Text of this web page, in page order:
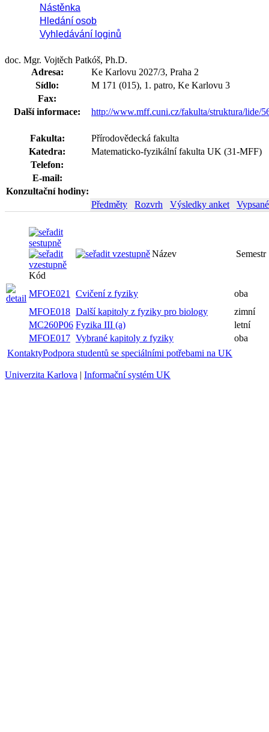
Nástěnka
Hledání osob
Vyhledávání loginů
doc. Mgr. Vojtěch Patkóš, Ph.D.
Adresa:
Ke Karlovu 2027/3, Praha 2
Sídlo:
M 171 (015), 1. patro, Ke Karlovu 3
Fax:
Další informace:
http://www.mff.cuni.cz/fakulta/struktura/lide/
Fakulta:
Přírodovědecká fakulta
Katedra:
Matematicko-fyzikální fakulta UK (31-MFF)
Telefon:
E-mail:
Konzultační hodiny:
Předměty
Rozvrh Výsledky anket
Kód
Název Semestr
MFOE021 Cvičení z fyziky
oba
MFOE018 Další kapitoly z fyziky pro biology
zimní
MC260P06 Fyzika III (a)
letní
MFOE017 Vybrané kapitoly z fyziky
oba
KontaktyPodpora studentů se speciálními potřebami na UK
Univerzita Karlova | Informační systém UK